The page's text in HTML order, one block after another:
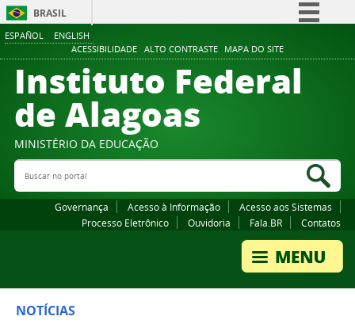
ESPAÑOL ENGLISH
ACESSIBILIDADE ALTO CONTRASTE MAPA DO SITE
BRASIL
Comunica BR
Participe
Canais
Instituto Federal
de Alagoas
MINISTÉRIO DA EDUCAÇÃO
Buscar no portal
Governança Acesso à Informação
Acesso aos Sistemas
Processo Eletrônico
Ouvidoria Fala.BR Contatos
NOTÍCIAS